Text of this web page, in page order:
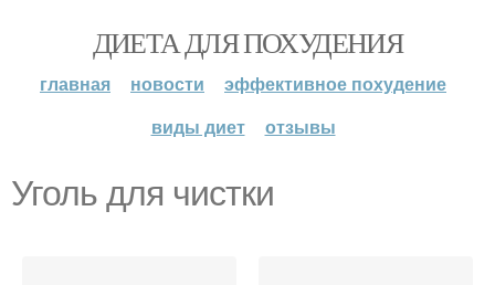
ДИЕТА ДЛЯ ПОХУДЕНИЯ
главная новости
эффективное похудение
виды диет
отзывы
Уголь для чистки